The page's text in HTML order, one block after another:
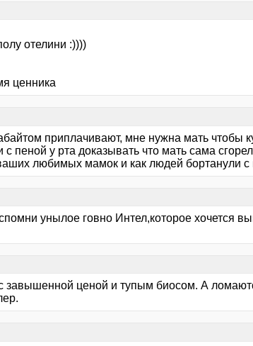
отелини :))))
ценника
приплачивают, мне нужна мать чтобы
с пеной у рта доказывать что мать сама
любимых мамок и как людей бортанули с
унылое говно Интел,которое хочется
завышенной ценой и тупым биосом. А